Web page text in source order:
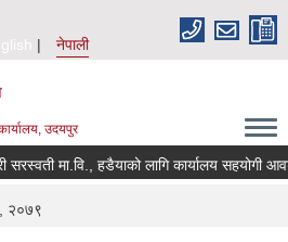
नेपाली
उदयपुर
मा.वि., हडैयाको लागि कार्यालय सहयोगी
२०७९